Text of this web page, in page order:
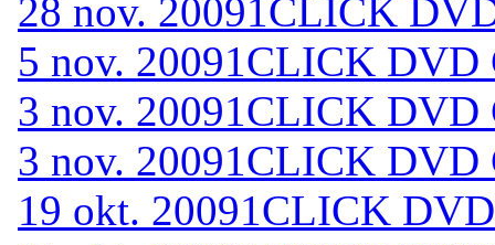
28 nov. 20091CLICK
5 nov. 20091CLICK DVD
3 nov. 20091CLICK DVD
3 nov. 20091CLICK DVD
19 okt. 20091CLICK